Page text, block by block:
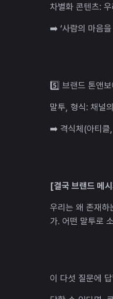
차별화 콘텐츠:
➡️ ‘사람의 마음
5️⃣ 브랜드 톤앤
말투, 형식: 채널
➡️ 격식체(아티클
[결국 브랜드 메
우리는 왜 존재하
가. 어떤 말투로
이 다섯 질문에